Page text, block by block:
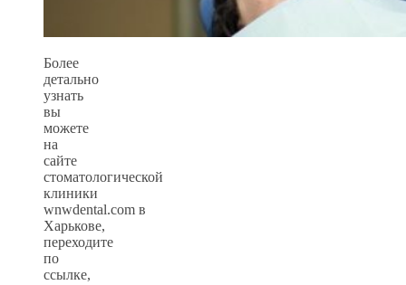
Более
детально
узнать
вы
можете
на
сайте
стоматологической
клиники
wnwdental.com в
Харькове,
переходите
по
ссылке,